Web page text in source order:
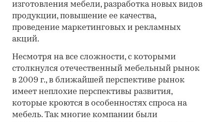
изготовления мебели, разработка новых видов
продукции, повышение ее качества,
проведение маркетинговых и рекламных
акций.
Несмотря на все сложности, с которыми
столкнулся отечественный мебельный рынок
в 2009 г., в ближайшей перспективе рынок
имеет неплохие перспективы развития,
которые кроются в особенностях спроса на
мебель. Так многие компании были